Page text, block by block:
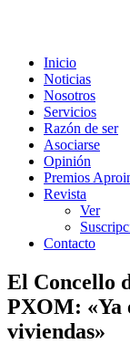
Inicio
Noticias
Nosotros
Servicios
Razón de ser
Asociarse
Opinión
Premios
Revista
Ver
Contacto
El Concello
PXOM: «Ya
viviendas»